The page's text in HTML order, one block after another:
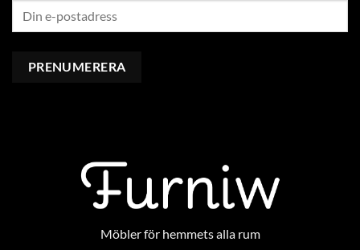
Möbler för hemmets alla rum